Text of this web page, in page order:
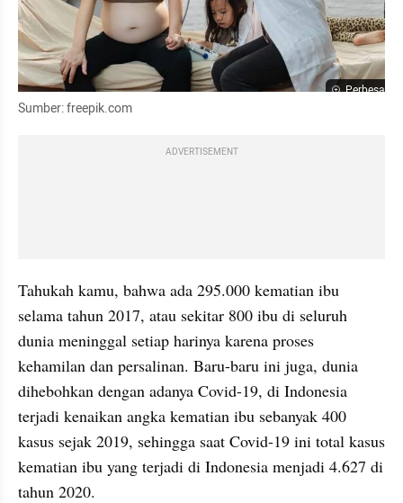
Perbesar
Sumber: freepik.com
ADVERTISEMENT
Tahukah kamu, bahwa ada 295.000 kematian ibu
selama tahun 2017, atau sekitar 800 ibu di seluruh
dunia meninggal setiap harinya karena proses
kehamilan dan persalinan. Baru-baru ini juga, dunia
dihebohkan dengan adanya Covid-19, di Indonesia
terjadi kenaikan angka kematian ibu sebanyak 400
kasus sejak 2019, sehingga saat Covid-19 ini total kasus
kematian ibu yang terjadi di Indonesia menjadi 4.627 di
tahun 2020.